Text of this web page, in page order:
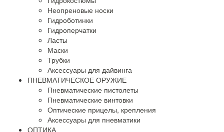
Неопреновые носки
Гидроботинки
Гидроперчатки
Ласты
Маски
Трубки
Аксессуары для дайвинга
ПНЕВМАТИЧЕСКОЕ ОРУЖИЕ
Пневматические пистолеты
Пневматические винтовки
Оптические прицелы, крепления
Аксессуары для пневматики
ОПТИКА